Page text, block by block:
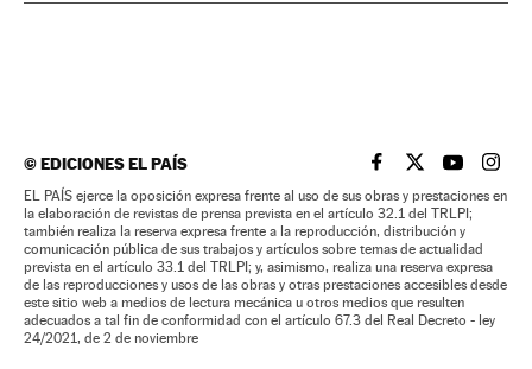
©EDICIONES EL PAÍS EL PAÍS BRASIL EN
EL PAÍSEL PAÍS
EL
EL PAÍS ejerce la oposición expresa frente al uso de sus obras y prestaciones en
la elaboración de revistas de prensa prevista en el artículo 32.1 del TRLPI;
también realiza la reserva expresa frente a la reproducción, distribución y
comunicación pública de sus trabajos y artículos sobre temas de actualidad
prevista en el artículo 33.1 del TRLPI; y, asimismo, realiza una reserva expresa
de las reproducciones y usos de las obras y otras prestaciones accesibles desde
este sitio web a medios de lectura mecánica u otros medios que resulten
adecuados a tal fin de conformidad con el artículo 67.3 del Real Decreto - ley
24/2021, de 2 de noviembre